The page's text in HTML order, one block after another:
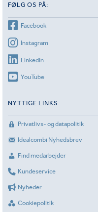
FØLG OS PÅ:
Facebook
Instagram
LinkedIn
YouTube
NYTTIGE LINKS
Privatlivs- og datapolitik
Idealcombi Nyhedsbrev
Find medarbejder
Kundeservice
Nyheder
Cookiepolitik